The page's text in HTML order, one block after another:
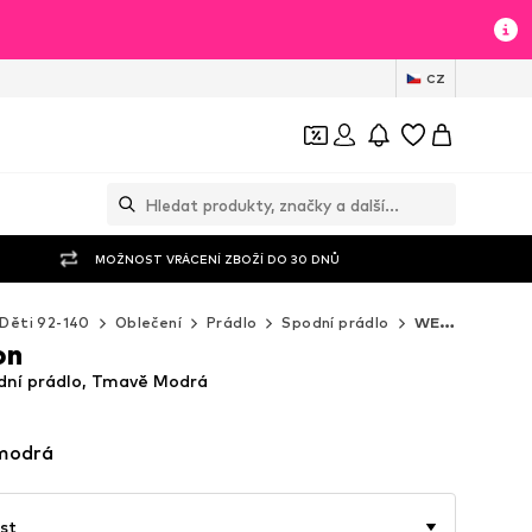
CZ
MOŽNOST VRÁCENÍ ZBOŽÍ DO 30 DNŮ
Děti 92-140 Oblečení Prádlo Spodní prádlo WE Fashion Spodní prádlo
prádlo, Tmavě Modrá